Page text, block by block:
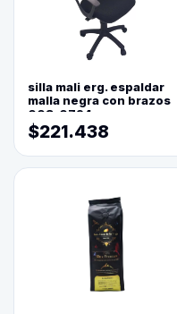
silla mali erg. espaldar
malla negra con brazos
003-0794
$221.438